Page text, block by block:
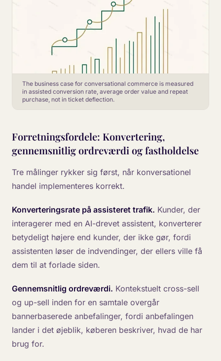
The business case for conversational commerce is measured
in assisted conversion rate, average order value and repeat
purchase, not in ticket deflection.
Forretningsfordele: Konvertering,
gennemsnitlig ordreværdi og fastholdelse
Tre målinger rykker sig først, når konversationel
handel implementeres korrekt.
Konverteringsrate på assisteret trafik. Kunder, der
interagerer med en AI-drevet assistent, konverterer
betydeligt højere end kunder, der ikke gør, fordi
assistenten løser de indvendinger, der ellers ville få
dem til at forlade siden.
Gennemsnitlig ordreværdi. Kontekstuelt cross-sell
og up-sell inden for en samtale overgår
bannerbaserede anbefalinger, fordi anbefalingen
lander i det øjeblik, køberen beskriver, hvad de har
brug for.